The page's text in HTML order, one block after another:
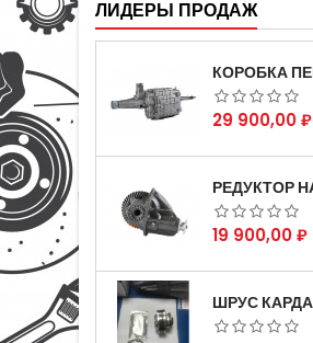
ЛИДЕРЫ ПРОДАЖ
Цена
29 900,00 ₽
Цена
19 900,00 ₽